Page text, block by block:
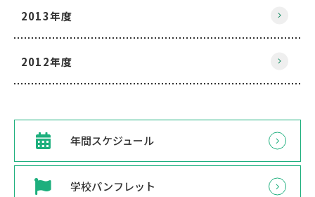
2013年度
2012年度
年間スケジュール
学校パンフレット